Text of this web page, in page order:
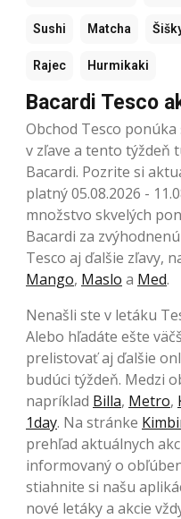
Sushi Matcha
Rajec Hurmikaki
Bacardi Tesco
Obchod Tesco
v zľave a tento týždeň
Bacardi. Pozrite si
platný 05.08.2026 -
množstvo skvelých
Bacardi za
Tesco aj ďalšie zľavy,
Mango, Maslo a Med.
Nenašli ste v letáku
Alebo hľadáte ešte
prelistovať aj ďalšie
budúci týždeň. Medzi
napríklad Billa, Metro,
1day. Na stránke
prehľad aktuálnych
informovaný o
stiahnite si našu
nové letáky a akcie